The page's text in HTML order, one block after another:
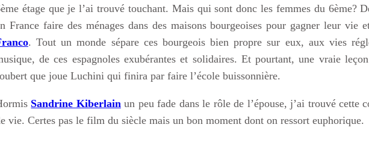
étage que je l’ai trouvé touchant. Mais qui sont donc les femmes du 6ème?
France faire des ménages dans des maisons bourgeoises pour gagner leur vie
. Tout un monde sépare ces bourgeois bien propre sur eux, aux vies
de ces espagnoles exubérantes et solidaires. Et pourtant, une vraie
que joue Luchini qui finira par faire l’école buissonnière.
Sandrine Kiberlain un peu fade dans le rôle de l’épouse, j’ai trouvé cette
vie. Certes pas le film du siècle mais un bon moment dont on ressort euphorique.